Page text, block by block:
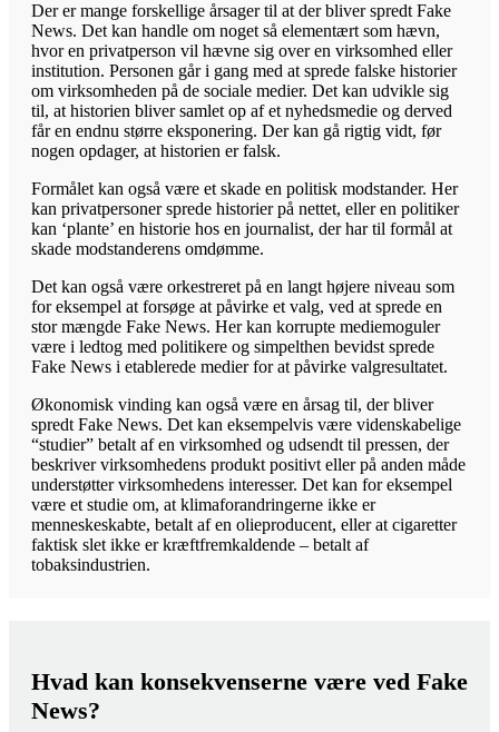
Der er mange forskellige årsager til at der bliver spredt Fake
News. Det kan handle om noget så elementært som hævn,
hvor en privatperson vil hævne sig over en virksomhed eller
institution. Personen går i gang med at sprede falske historier
om virksomheden på de sociale medier. Det kan udvikle sig
til, at historien bliver samlet op af et nyhedsmedie og derved
får en endnu større eksponering. Der kan gå rigtig vidt, før
nogen opdager, at historien er falsk.
Formålet kan også være et skade en politisk modstander. Her
kan privatpersoner sprede historier på nettet, eller en politiker
kan ‘plante’ en historie hos en journalist, der har til formål at
skade modstanderens omdømme.
Det kan også være orkestreret på en langt højere niveau som
for eksempel at forsøge at påvirke et valg, ved at sprede en
stor mængde Fake News. Her kan korrupte mediemoguler
være i ledtog med politikere og simpelthen bevidst sprede
Fake News i etablerede medier for at påvirke valgresultatet.
Økonomisk vinding kan også være en årsag til, der bliver
spredt Fake News. Det kan eksempelvis være videnskabelige
“studier” betalt af en virksomhed og udsendt til pressen, der
beskriver virksomhedens produkt positivt eller på anden måde
understøtter virksomhedens interesser. Det kan for eksempel
være et studie om, at klimaforandringerne ikke er
menneskeskabte, betalt af en olieproducent, eller at cigaretter
faktisk slet ikke er kræftfremkaldende – betalt af
tobaksindustrien.
Hvad kan konsekvenserne være ved Fake
News?